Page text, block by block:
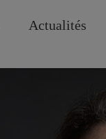
Actualités